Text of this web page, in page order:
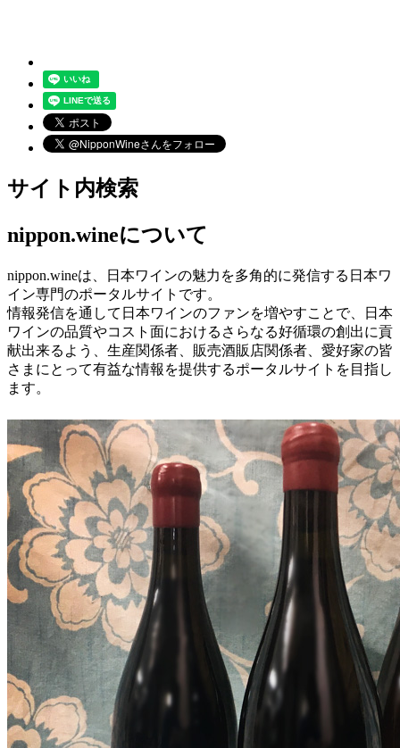
サイト内検索
nippon.wineについて
nippon.wineは、日本ワインの魅力を多角的に発信する日本ワ
イン専門のポータルサイトです。
情報発信を通して日本ワインのファンを増やすことで、日本
ワインの品質やコスト面におけるさらなる好循環の創出に貢
献出来るよう、生産関係者、販売酒販店関係者、愛好家の皆
さまにとって有益な情報を提供するポータルサイトを目指し
ます。